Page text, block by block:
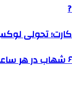
تحولی